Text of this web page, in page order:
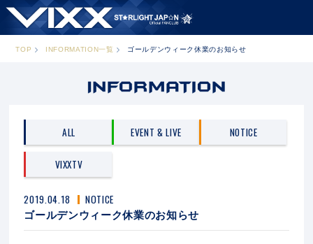
TOP INFORMATION一覧 ゴールデンウィーク休業のお知らせ
ALL EVENT & LIVE NOTICE
VIXXTV
2019.04.18 NOTICE
ゴールデンウィーク休業のお知らせ